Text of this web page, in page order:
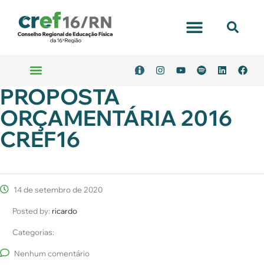
PROPOSTA
ORÇAMENTÁRIA 2016
CREF16
14 de setembro de 2020
Posted by: ricardo
Categorias:
Nenhum comentário